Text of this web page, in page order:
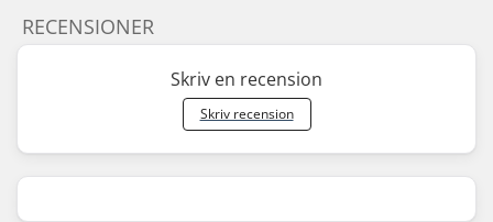
RECENSIONER
Skriv en recension
Skriv recension